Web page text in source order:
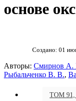
основе
Создано: 01
Авторы:
Рыбальченко В. В.,
ТОМ 91,